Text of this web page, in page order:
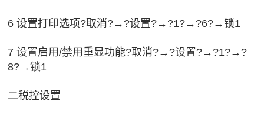
6 设置打印选项?取消?→?设置?→?1?→?6?→锁1
7 设置启用/禁用重显功能?取消?→?设置?→?1?→?
8?→锁1
二税控设置